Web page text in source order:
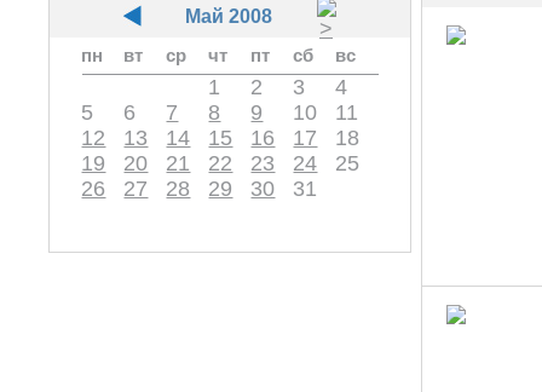
Май 2008
пн
вт ср чт пт сб вс
1 2 3
4
5
6 7 8 9 10
11
12
13 14 15 16 17
18
19
20 21 22 23 24
25
26
27 28 29 30 31